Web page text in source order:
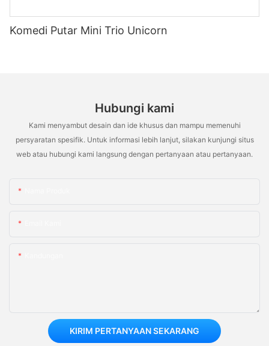
Komedi Putar Mini Trio Unicorn
Hubungi kami
Kami menyambut desain dan ide khusus dan mampu memenuhi
persyaratan spesifik. Untuk informasi lebih lanjut, silakan kunjungi situs
web atau hubungi kami langsung dengan pertanyaan atau pertanyaan.
KIRIM PERTANYAAN SEKARANG